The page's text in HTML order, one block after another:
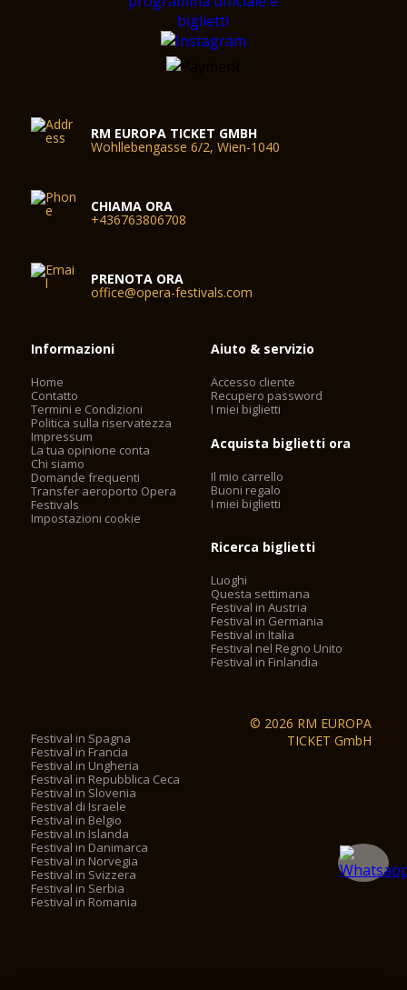
RM EUROPA TICKET GMBH
Wohllebengasse 6/2, Wien-1040
CHIAMA ORA
+436763806708
PRENOTA ORA
office@opera-festivals.com
Informazioni
Home
Contatto
Termini e Condizioni
Politica sulla riservatezza
Impressum
La tua opinione conta
Chi siamo
Domande frequenti
Transfer aeroporto Opera
Festivals
Impostazioni cookie
Aiuto & servizio
Accesso cliente
Recupero password
I miei biglietti
Acquista biglietti ora
Il mio carrello
Buoni regalo
I miei biglietti
Ricerca biglietti
Luoghi
Questa settimana
Festival in Austria
Festival in Germania
Festival in Italia
Festival nel Regno Unito
Festival in Finlandia
Festival in Spagna
Festival in Francia
Festival in Ungheria
Festival in Repubblica Ceca
Festival in Slovenia
Festival di Israele
Festival in Belgio
Festival in Islanda
Festival in Danimarca
Festival in Norvegia
Festival in Svizzera
Festival in Serbia
Festival in Romania
© 2026 RM EUROPA
TICKET GmbH